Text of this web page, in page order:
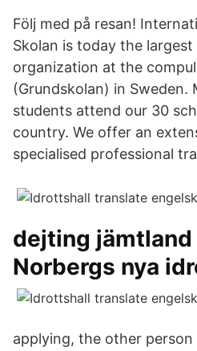
Följ med på resan!
Skolan is today the
organization at the
(Grundskolan) in Sweden.
students attend our 30
country. We offer an
specialised professional
dejting jämtland
Norbergs nya
applying, the other